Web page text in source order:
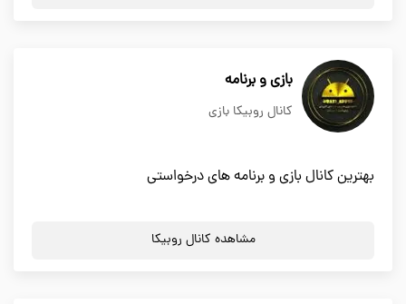
بازی و برنامه
کانال روبیکا بازی
بهترین کانال بازی و برنامه های درخواستی
مشاهده کانال روبیکا